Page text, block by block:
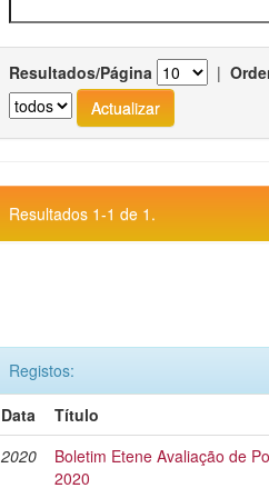
Resultados/Página |
Resultados 1-1 de 1.
Registos:
Data
Título
2020
Boletim Etene Avaliação de
2020